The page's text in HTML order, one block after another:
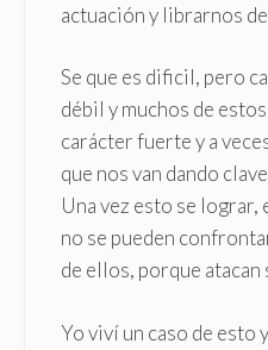
actuación y librarnos
Se que es dificil, pero
débil y muchos de
carácter fuerte y a
que nos van dando
Una vez esto se
no se pueden
de ellos, porque atacan
Yo viví un caso de esto